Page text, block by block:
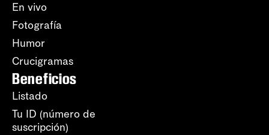
En vivo
Fotografía
Humor
Crucigramas
Beneficios
Listado
Tu ID (número de
suscripción)